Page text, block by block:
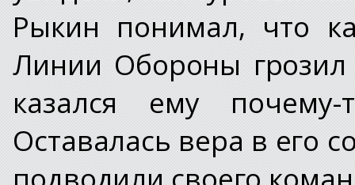
Рыкин понимал, что
Линии Обороны
казался ему
Оставалась вера в его